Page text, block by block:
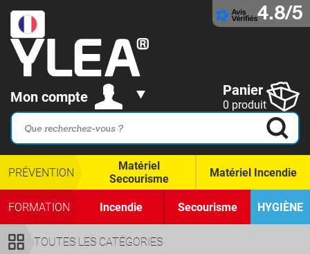
4.8/5
Mon compte Panier
0 produit
TOUTES LES CATÉGORIES
PRÉVENTION
Matériel
Secourisme
Matériel Incendie
FORMATION Incendie Secourisme HYGIÈNE